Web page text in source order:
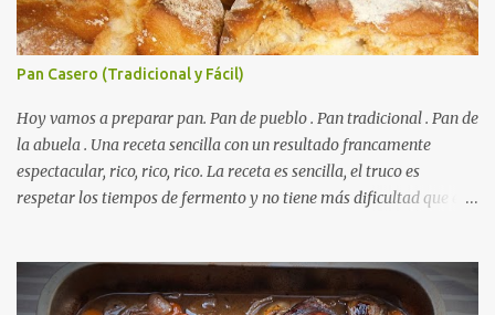
Pan Casero (Tradicional y Fácil)
Hoy vamos a preparar pan. Pan de pueblo . Pan tradicional . Pan de
la abuela . Una receta sencilla con un resultado francamente
espectacular, rico, rico, rico. La receta es sencilla, el truco es
respetar los tiempos de fermento y no tiene más dificultad que esa
utilizarlo para otras recetas como tostas o picatostes.
INGREDIENTES para un Pan Casero: 850 Gr de Harina . 550 Gr de